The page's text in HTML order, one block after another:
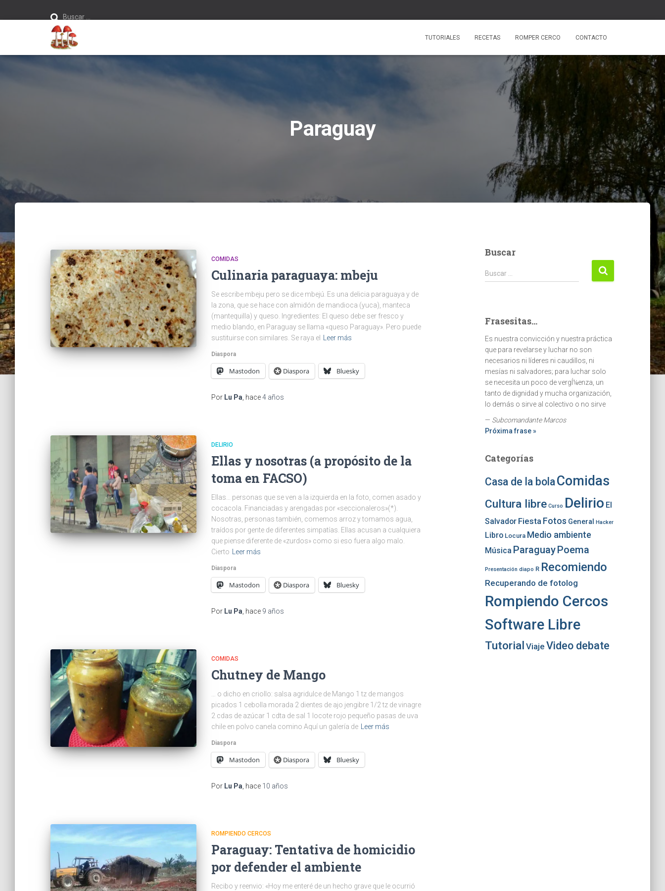
Buscar …
TUTORIALES RECETAS ROMPER CERCO CONTACTO
Paraguay
COMIDAS
Culinaria paraguaya: mbeju
Se escribe mbeju pero se dice mbejú. Es una delicia paraguaya y de
la zona, que se hace con almidón de mandioca (yuca), manteca
(mantequilla) y queso. Ingredientes: El queso debe ser fresco y
medio blando, en Paraguay se llama «queso Paraguay». Pero puede
sustituirse con similares. Se raya el
Leer más
Diaspora
Mastodon Diaspora Bluesky
Por Lu Pa , hace4 años
DELIRIO
Ellas y nosotras (a propósito de la
toma en FACSO)
Ellas… personas que se ven a la izquierda en la foto, comen asado y
cocacola. Financiadas y arengadas por «seccionaleros»(*).
Nosotras, personas también, comemos arroz y tomamos agua,
traídos por gente de diferentes simpatías. Ellas acusan a cualquiera
que piense diferente de «zurdos» como si eso fuera algo malo.
Cierto
Leer más
Diaspora
Mastodon Diaspora Bluesky
Por Lu Pa , hace 9 años
COMIDAS
Chutney de Mango
… o dicho en criollo: salsa agridulce de Mango 1 tz de mangos
picados 1 cebolla morada 2 dientes de ajo jengibre 1/2 tz de vinagre
2 cdas de azúcar 1 cdta de sal 1 locote rojo pequeño pasas de uva
chile en polvo canela comino Aquí un galería de
Leer más
Diaspora
Mastodon Diaspora Bluesky
Por Lu Pa , hace 10 años
ROMPIENDO CERCOS
Paraguay: Tentativa de homicidio
por defender el ambiente
Recibo y reenvio: «Hoy me enteré de un hecho grave que le ocurrió
Buscar
Buscar:
Buscar …
Frasesitas...
Es nuestra convicción y nuestra práctica
que para revelarse y luchar no son
necesarios ni líderes ni caudillos, ni
mesías ni salvadores; para luchar solo
se necesita un poco de vergÍ¼enza, un
tanto de dignidad y mucha organización,
lo demás o sirve al colectivo o no sirve
— Subcomandante Marcos
Próxima frase »
Categorías
Casa de la bolaComidas
Cultura libre Curso Delirio El
Salvador Fiesta Fotos General Hacker
Libro Locura Medio ambiente
Música ParaguayPoema
Presentación diapo R Recomiendo
Recuperando de fotolog
Rompiendo Cercos
Software Libre
Tutorial Viaje Video debate